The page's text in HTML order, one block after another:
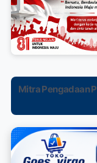
Mitra Pengadaan